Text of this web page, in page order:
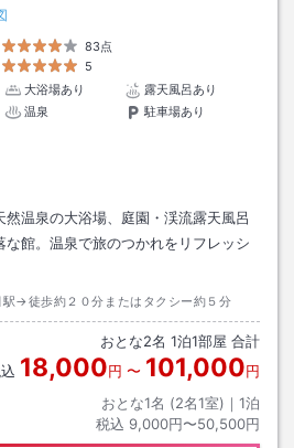
83点
5
大浴場あり
露天風呂あり
温泉
駐車場あり
温泉の大浴場、庭園・渓流露天風呂
館。温泉で旅のつかれをリフレッシ
駅→徒歩約２０分またはタクシー約５分
おとな2名 1泊1部屋 合計
18,000円 〜 101,000円
おとな1名 (2名1室)｜ 1泊
税込 9,000円〜50,500円